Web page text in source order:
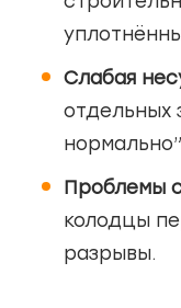
Слабая
отдельных
Проблемы
колодцы
разрывы.